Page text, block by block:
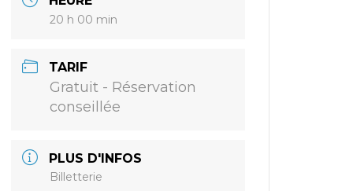
20 h 00 min
TARIF
Gratuit - Réservation
conseillée
PLUS D'INFOS
Billetterie